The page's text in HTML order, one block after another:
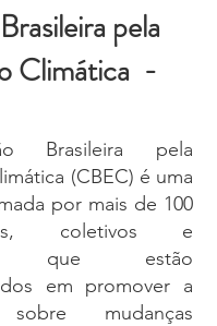
pela
Climática -
Brasileira pela
(CBEC) é uma
por mais de 100
coletivos e
que estão
em promover a
sobre mudanças